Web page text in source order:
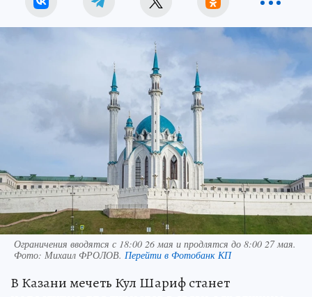
Фото:Михаил ФРОЛОВ.Перейти в Фотобанк КП